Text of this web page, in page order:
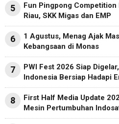
5
Fun Pingpong Competition
Riau, SKK Migas dan EMP
6
1 Agustus, Menag Ajak
Kebangsaan di Monas
7
PWI Fest 2026 Siap
Indonesia Bersiap Hadapi
8
First Half Media Update
Mesin Pertumbuhan